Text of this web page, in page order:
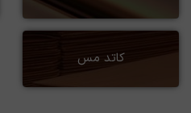
کاتد مس